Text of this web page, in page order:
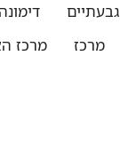
גבעתיים דימונה
מרכז מרכז